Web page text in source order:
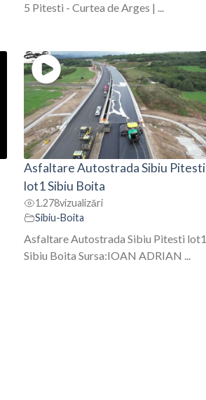
5 Pitesti - Curtea de Arges | ...
Asfaltare Autostrada Sibiu Pitesti
lot1 Sibiu Boita
1.278vizualizări
Sibiu-Boita
Asfaltare Autostrada Sibiu Pitesti lot1
Sibiu Boita Sursa:IOAN ADRIAN ...